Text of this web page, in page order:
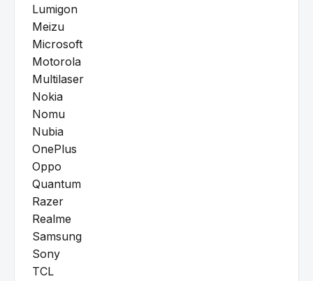
Lumigon
Meizu
Microsoft
Motorola
Multilaser
Nokia
Nomu
Nubia
OnePlus
Oppo
Quantum
Razer
Realme
Samsung
Sony
TCL